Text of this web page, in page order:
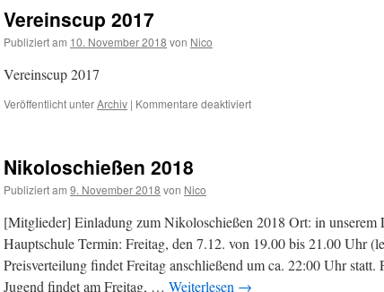
Vereinscup 2017
Publiziert am 10. November 2018 von Nico
Vereinscup 2017
Veröffentlicht unterArchiv | Kommentare deaktiviertfür
Nikoloschießen 2018
Publiziert am 9. November 2018 von Nico
[Mitglieder] Einladung zum Nikoloschießen 2018 Ort: in unserem
Hauptschule Termin: Freitag, den 7.12. von 19.00 bis 21.00 Uhr
Preisverteilung findet Freitag anschließend um ca. 22:00 Uhr statt.
Jugend findet am Freitag, … Weiterlesen →